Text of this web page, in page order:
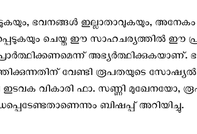
ഭവനങ്ങൾ ഇല്ലാതാവുകയും,
ചെയ്ത‌ ഈ സാഹചര്യത്തിൽ ഈ
അഭ്യർത്ഥിക്കുകയാണ്.
വേണ്ടി രൂപതയുടെ
ഇടവക വികാരി ഫാ. സണ്ണി മുഖേനയോ,
ബിഷപ്പ് അറിയിച്ചു.